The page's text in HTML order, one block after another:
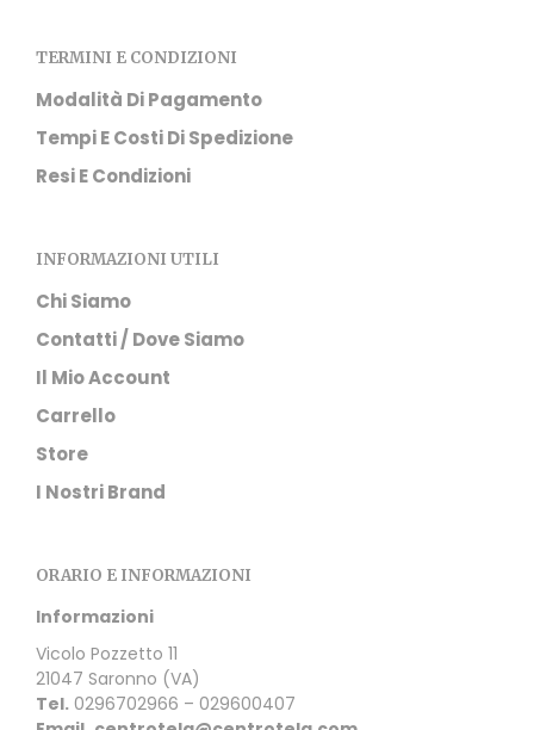
TERMINI E CONDIZIONI
Modalità Di Pagamento
Tempi E Costi Di Spedizione
Resi E Condizioni
INFORMAZIONI UTILI
Chi Siamo
Contatti / Dove Siamo
Il Mio Account
Carrello
Store
I Nostri Brand
ORARIO E INFORMAZIONI
Informazioni
Vicolo Pozzetto 11
21047 Saronno (VA)
Tel. 0296702966 – 029600407